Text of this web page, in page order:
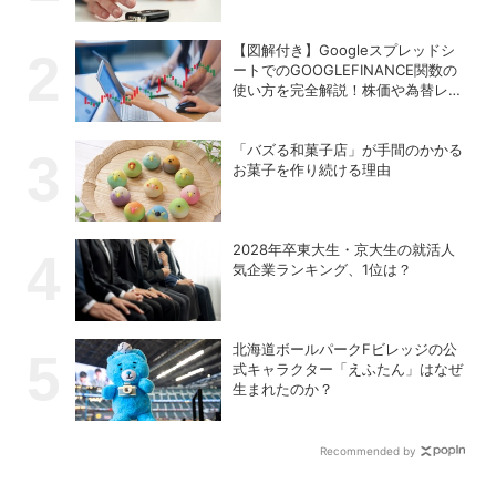
【図解付き】Googleスプレッドシ
ートでのGOOGLEFINANCE関数の
使い方を完全解説！株価や為替レー
「バズる和菓子店」が手間のかかる
お菓子を作り続ける理由
2028年卒東大生・京大生の就活人
気企業ランキング、1位は？
北海道ボールパークFビレッジの公
式キャラクター「えふたん」はなぜ
生まれたのか？
Recommended by